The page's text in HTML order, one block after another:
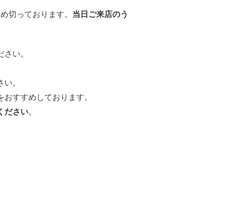
切っております。 当日ご来店のう
い。
。
おすすめしております。
ださい。